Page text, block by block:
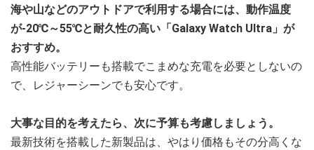
海や山などのアウトドアで利用する場合には、動作温度
が-20℃～55℃と耐久性の高い「Galaxy Watch Ultra」が
おすすめ。
高性能バッテリーも搭載でこまめな充電を必要としないの
で、レジャーシーンでも安心です。
大事な目的を考えたら、次に予算も考慮しましょう。
最新技術を搭載した新製品は、やはり価格もその分高くな